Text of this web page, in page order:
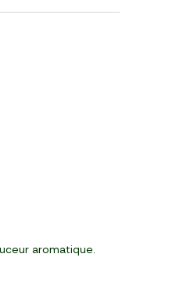
aromatique.